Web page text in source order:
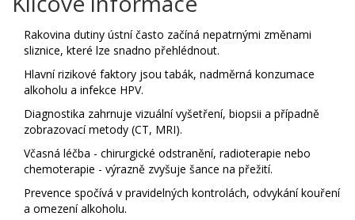
Rakovina dutiny ústní často začíná nepatrnými změnami
sliznice, které lze snadno přehlédnout.
Hlavní rizikové faktory jsou tabák, nadměrná konzumace
alkoholu a infekce HPV.
Diagnostika zahrnuje vizuální vyšetření, biopsii a případně
zobrazovací metody (CT, MRI).
Včasná léčba - chirurgické odstranění, radioterapie nebo
chemoterapie - výrazně zvyšuje šance na přežití.
Prevence spočívá v pravidelných kontrolách, odvykání kouření
a omezení alkoholu.